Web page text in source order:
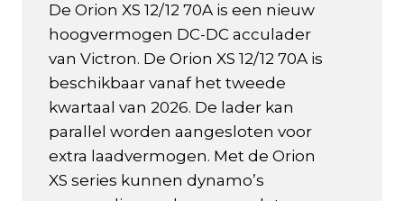
De Orion XS 12/12 70A is een nieuw
hoogvermogen DC-DC acculader
van Victron. De Orion XS 12/12 70A is
beschikbaar vanaf het tweede
kwartaal van 2026. De lader kan
parallel worden aangesloten voor
extra laadvermogen. Met de Orion
XS series kunnen dynamo’s